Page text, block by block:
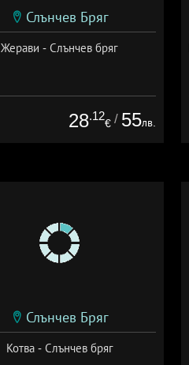
Слънчев Бряг
Жерави - Слънчев бряг
28.12
€ / 55лв.
Слънчев Бряг
Котва - Слънчев бряг